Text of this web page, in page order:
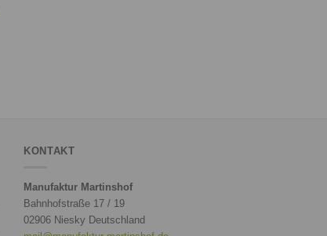
KONTAKT
Manufaktur Martinshof
Bahnhofstraße 17 / 19
02906 Niesky Deutschland